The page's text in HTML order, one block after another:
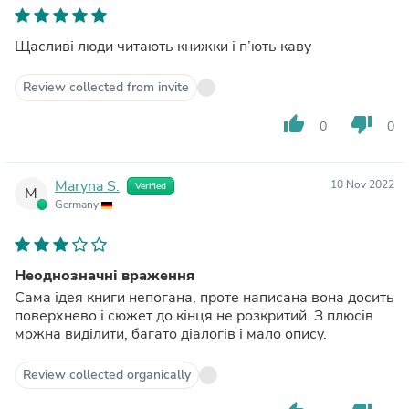
Щасливі люди читають книжки і п’ють каву
Review collected from invite
thumb_up 0 thumb_down 0
M Maryna S. Verified
Germany
10 Nov 2022
Неоднозначні враження
Сама ідея книги непогана, проте написана вона досить
поверхнево і сюжет до кінця не розкритий. З плюсів
можна виділити, багато діалогів і мало опису.
Review collected organically